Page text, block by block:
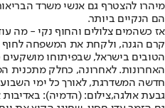
מיהרו להצטרף גם אנשי משרד
הם הנקיים ביותר.
אז כשהמים צלולים והחוף נקי - מה
קרם הגנה, ולקחת את המשפחה לחוף
הטובים בישראל, שבפיתוחו
האחרונות. לאחרונה, כחלק מתכנית
חדשה המשדרגת, לאורך כל ימי השבוע,
גבעת אולגה,צילום: (הדמיה): באדיבות